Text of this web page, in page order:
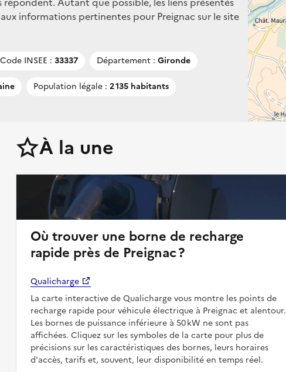
informations pertinentes pour Preignac sur le site
Code INSEE : 33337 Département : Gironde
Population légale : 2 135 habitants
À la une
Où trouver une borne de recharge
rapide près de Preignac ?
Qualicharge
La carte interactive de Qualicharge vous montre les points de
recharge rapide pour véhicule électrique à Preignac et alentour.
Les bornes de puissance inférieure à 50 kW ne sont pas
affichées. Cliquez sur les symboles de la carte pour plus de
précisions sur les caractéristiques des bornes, leurs horaires
d'accès, tarifs et, souvent, leur disponibilité en temps réel.